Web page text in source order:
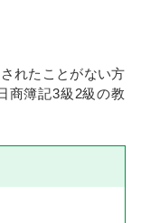
れたことがない方
商簿記3級2級の教